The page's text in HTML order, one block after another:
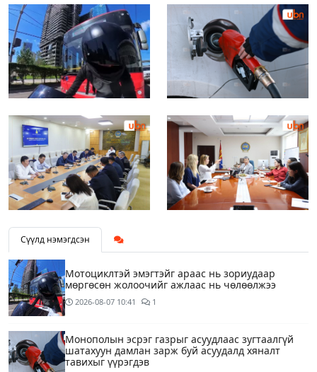
Сүүлд нэмэгдсэн
Мотоциклтэй эмэгтэйг араас нь зориудаар
мөргөсөн жолоочийг ажлаас нь чөлөөлжээ
2026-08-07 10:41 1
Монополын эсрэг газрыг асуудлаас зугтаалгүй
шатахуун дамлан зарж буй асуудалд хяналт
тавихыг үүрэгдэв